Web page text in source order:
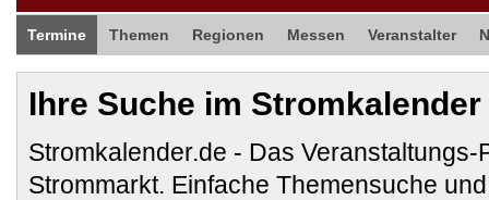
Termine Themen Regionen Messen Veranstalter
Ihre Suche im Stromkalender
Stromkalender.de - Das Veranstaltungs-
Strommarkt. Einfache Themensuche